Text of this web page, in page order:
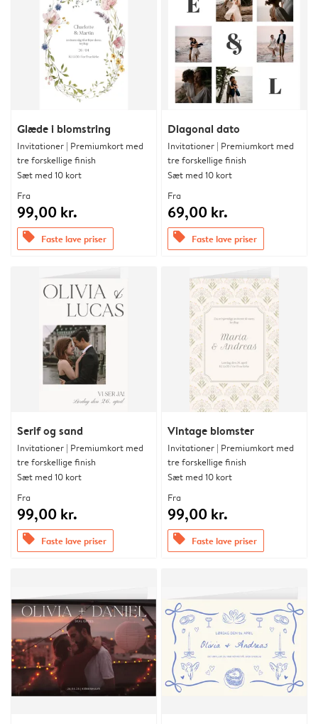
Glæde i blomstring
Invitationer | Premiumkort med
tre forskellige finish
Sæt med 10 kort
Fra
99,00 kr.
offers Faste lave priser
Diagonal dato
Invitationer | Premiumkort med
tre forskellige finish
Sæt med 10 kort
Fra
69,00 kr.
offers Faste lave priser
Serif og sand
Invitationer | Premiumkort med
tre forskellige finish
Sæt med 10 kort
Fra
99,00 kr.
offers Faste lave priser
Vintage blomster
Invitationer | Premiumkort med
tre forskellige finish
Sæt med 10 kort
Fra
99,00 kr.
offers Faste lave priser